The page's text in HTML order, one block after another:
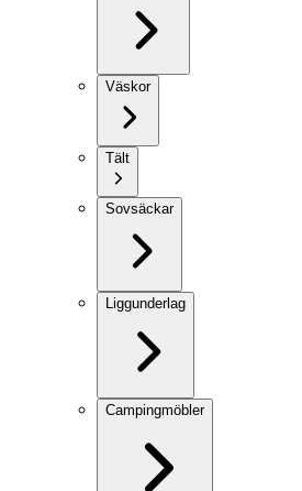
Väskor
Tält
Sovsäckar
Liggunderlag
Campingmöbler